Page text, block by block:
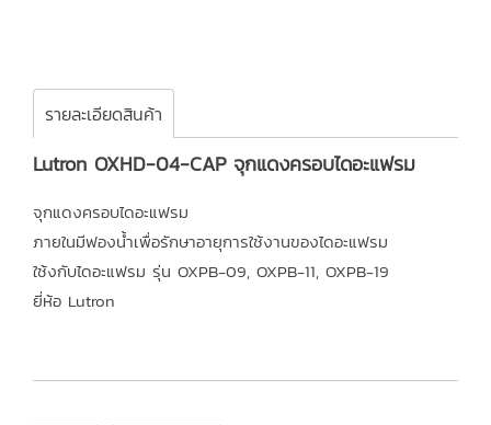
รายละเอียดสินค้า
Lutron OXHD-04-CAP จุกแดงครอบไดอะแฟรม
จุกแดงครอบไดอะแฟรม
ภายในมีฟองน้ำเพื่อรักษาอายุการใช้งานของไดอะแฟรม
ใช้งกับไดอะแฟรม รุ่น OXPB-09, OXPB-11, OXPB-19
ยี่ห้อ Lutron